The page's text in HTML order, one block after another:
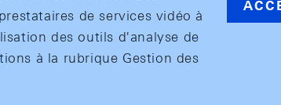
de services vidéo à
des outils d'analyse de
à la rubrique Gestion des